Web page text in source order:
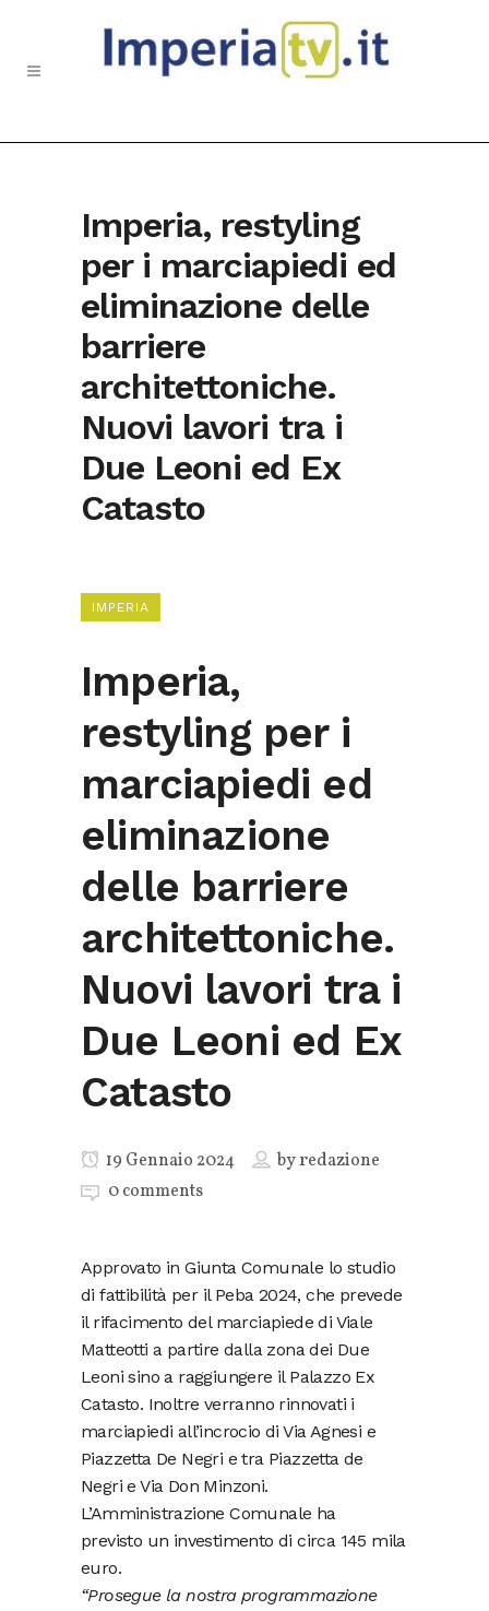
Imperia, restyling
per i marciapiedi ed
eliminazione delle
barriere
architettoniche.
Nuovi lavori tra i
Due Leoni ed Ex
Catasto
IMPERIA
Imperia,
restyling per i
marciapiedi ed
eliminazione
delle barriere
architettoniche.
Nuovi lavori tra i
Due Leoni ed Ex
Catasto
19 Gennaio 2024 byredazione
0 comments
Approvato in Giunta Comunale lo studio
di fattibilità per il Peba 2024, che prevede
il rifacimento del marciapiede di Viale
Matteotti a partire dalla zona dei Due
Leoni sino a raggiungere il Palazzo Ex
Catasto. Inoltre verranno rinnovati i
marciapiedi all’incrocio di Via Agnesi e
Piazzetta De Negri e tra Piazzetta de
Negri e Via Don Minzoni.
L’Amministrazione Comunale ha
previsto un investimento di circa 145 mila
euro.
“Prosegue la nostra programmazione